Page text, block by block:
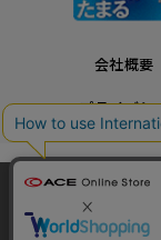
会社概要
プライバシ
かば
スーツケースビジネ
充実のアフターサ
当サイトでは、サ
キー(Cookie)を使